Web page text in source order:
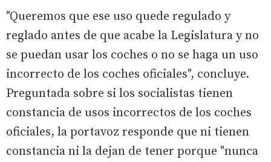
"Queremos que ese uso quede regulado y
reglado antes de que acabe la Legislatura y no
se puedan usar los coches o no se haga un uso
incorrecto de los coches oficiales", concluye.
Preguntada sobre si los socialistas tienen
constancia de usos incorrectos de los coches
oficiales, la portavoz responde que ni tienen
constancia ni la dejan de tener porque "nunca